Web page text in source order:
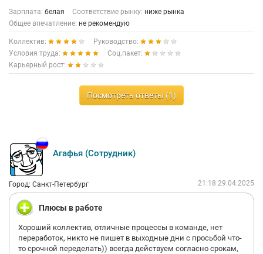
Зарплата: белая Соответствие рынку: ниже рынка
Общее впечатление: не рекомендую
Коллектив:
Руководство:
Условия труда:
Соц.пакет:
Карьерный рост:
Посмотреть ответы (1)
Агафья (Сотрудник)
Город: Санкт-Петербург 21:18 29.04.2025
Плюсы в работе
Хороший коллектив, отличные процессы в команде, нет
переработок, никто не пишет в выходные дни с просьбой что-
то срочной переделать)) всегда действуем согласно срокам,